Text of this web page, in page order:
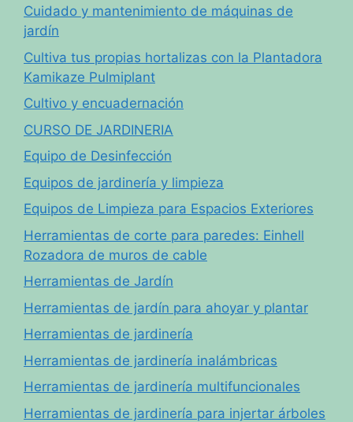
Cuidado y mantenimiento de máquinas de
jardín
Cultiva tus propias hortalizas con la Plantadora
Kamikaze Pulmiplant
Cultivo y encuadernación
CURSO DE JARDINERIA
Equipo de Desinfección
Equipos de jardinería y limpieza
Equipos de Limpieza para Espacios Exteriores
Herramientas de corte para paredes: Einhell
Rozadora de muros de cable
Herramientas de Jardín
Herramientas de jardín para ahoyar y plantar
Herramientas de jardinería
Herramientas de jardinería inalámbricas
Herramientas de jardinería multifuncionales
Herramientas de jardinería para injertar árboles